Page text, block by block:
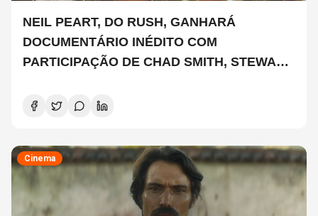
NEIL PEART, DO RUSH, GANHARÁ
DOCUMENTÁRIO INÉDITO COM
PARTICIPAÇÃO DE CHAD SMITH, STEWART
Cinema